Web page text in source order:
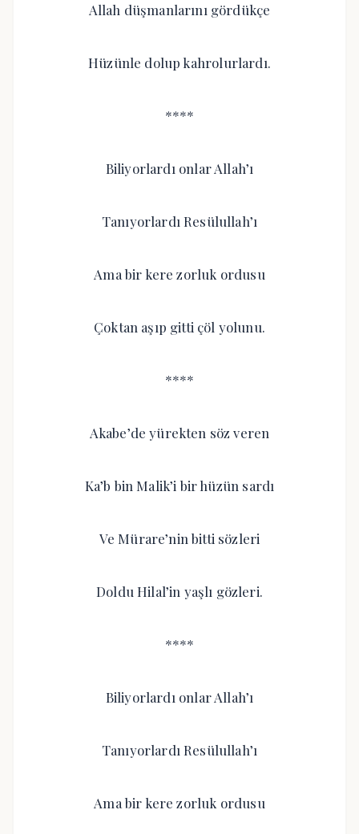
Allah düşmanlarını gördükçe
Hüzünle dolup kahrolurlardı.
****
Biliyorlardı onlar Allah’ı
Tanıyorlardı Resülullah’ı
Ama bir kere zorluk ordusu
Çoktan aşıp gitti çöl yolunu.
****
Akabe’de yürekten söz veren
Ka’b bin Malik’i bir hüzün sardı
Ve Mürare’nin bitti sözleri
Doldu Hilal’in yaşlı gözleri.
****
Biliyorlardı onlar Allah’ı
Tanıyorlardı Resülullah’ı
Ama bir kere zorluk ordusu